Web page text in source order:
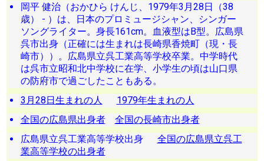
岡平 健治（おかひら けんじ、1979年3月28日（38
歳） - ）は、日本のプロミュージシャン、シンガー
ソングライター。身長161cm。血液型はB型。広島県
呉市出身（正確には生まれは長崎県香焼町（現・長
崎市））。広島県立呉工業高等学校卒業。中学時代
は呉市立昭和北中学校に在学、小学生の頃は山口県
の防府市で過ごしたこともある。
3月28日生まれの人
1979年生まれの人
全国の広島県出身者
全国の長崎市出身者
広島県立呉工業高等学校出身 全国の広島県立呉工
業高等学校の出身者